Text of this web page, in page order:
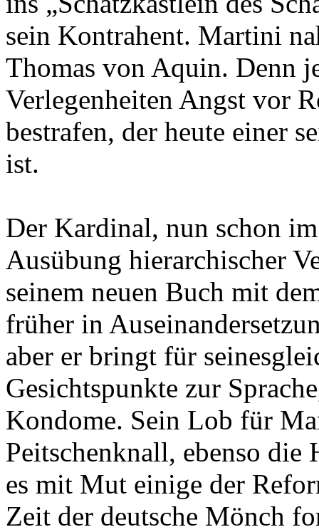
sein Kontrahent. Martini
Thomas von Aquin. Denn
Verlegenheiten Angst vor
bestrafen, der heute einer
ist.
Der Kardinal, nun schon
Ausübung hierarchischer
seinem neuen Buch mit
früher in
aber er bringt für
Gesichtspunkte zur
Kondome. Sein Lob für
Peitschenknall, ebenso die
es mit Mut einige der
Zeit der deutsche Mönch